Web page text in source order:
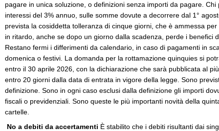
pagare in unica soluzione, o definizioni senza importi da pagare.
interessi del 3% annuo, sulle somme dovute a decorrere dal 1°
prevista la cosiddetta tolleranza di cinque giorni, che è ammessa
in ritardo, anche se dopo un giorno dalla scadenza, perde i benefici
Restano fermi i differimenti da calendario, in caso di pagamenti in
domenica o festivi. La domanda per la rottamazione quinquies si
entro il 30 aprile 2026, con la dichiarazione che sarà pubblicata al
entro 20 giorni dalla data di entrata in vigore della legge. Sono
definizione. Sono in ogni caso esclusi dalla definizione gli importi
fiscali o previdenziali. Sono queste le più importanti novità della
cartelle.
No a debiti da accertamenti È stabilito che i debiti risultanti dai